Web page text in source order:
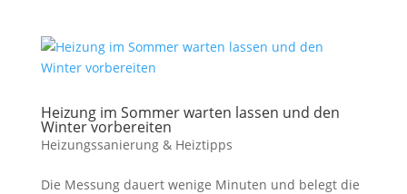
Heizung im Sommer warten lassen und den
Winter vorbereiten
Heizungssanierung & Heiztipps
Die Messung dauert wenige Minuten und belegt die